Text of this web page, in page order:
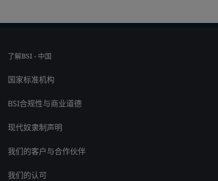
了解BSI - 中国
国家标准机构
BSI合规性与商业道德
现代奴隶制声明
我们的客户与合作伙伴
我们的认可